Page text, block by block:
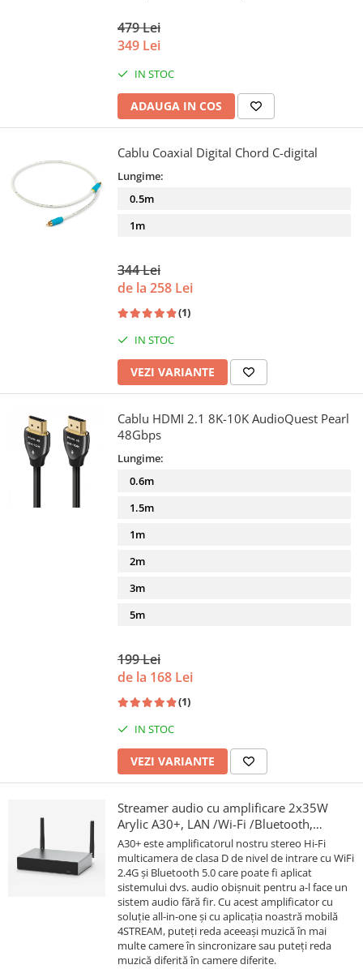
479 Lei
349 Lei
IN STOC
ADAUGA IN COS
Cablu Coaxial Digital Chord C-digital
Lungime:
0.5m
1m
344 Lei
de la 258 Lei
(1)
IN STOC
VEZI VARIANTE
Cablu HDMI 2.1 8K-10K AudioQuest Pearl
48Gbps
Lungime:
0.6m
1.5m
1m
2m
3m
5m
199 Lei
de la 168 Lei
(1)
IN STOC
VEZI VARIANTE
Streamer audio cu amplificare 2x35W
Arylic A30+, LAN /Wi-Fi /Bluetooth,
24bit/192kHz, Multiroom
A30+ este amplificatorul nostru stereo Hi-Fi
multicamera de clasa D de nivel de intrare cu WiFi
2.4G și Bluetooth 5.0 care poate fi aplicat
sistemului dvs. audio obișnuit pentru a-l face un
sistem audio fără fir. Cu acest amplificator cu
soluție all-in-one și cu aplicația noastră mobilă
4STREAM, puteți reda aceeași muzică în mai
multe camere în sincronizare sau puteți reda
muzică diferită în camere diferite.